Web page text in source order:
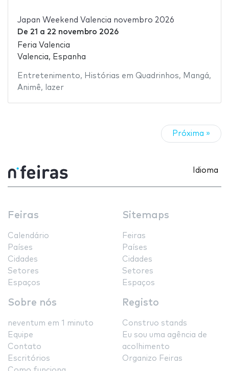
Japan Weekend Valencia novembro 2026
De 21 a 22 novembro 2026
Feria Valencia
Valencia, Espanha
Entretenimento, Histórias em Quadrinhos, Mangá,
Animê, lazer
Próxima »
Idioma
Feiras
Calendário
Países
Cidades
Setores
Espaços
Sitemaps
Feiras
Países
Cidades
Setores
Espaços
Sobre nós
neventum em 1 minuto
Equipe
Contato
Escritórios
Registo
Construo stands
Eu sou uma agência de
acolhimento
Organizo Feiras